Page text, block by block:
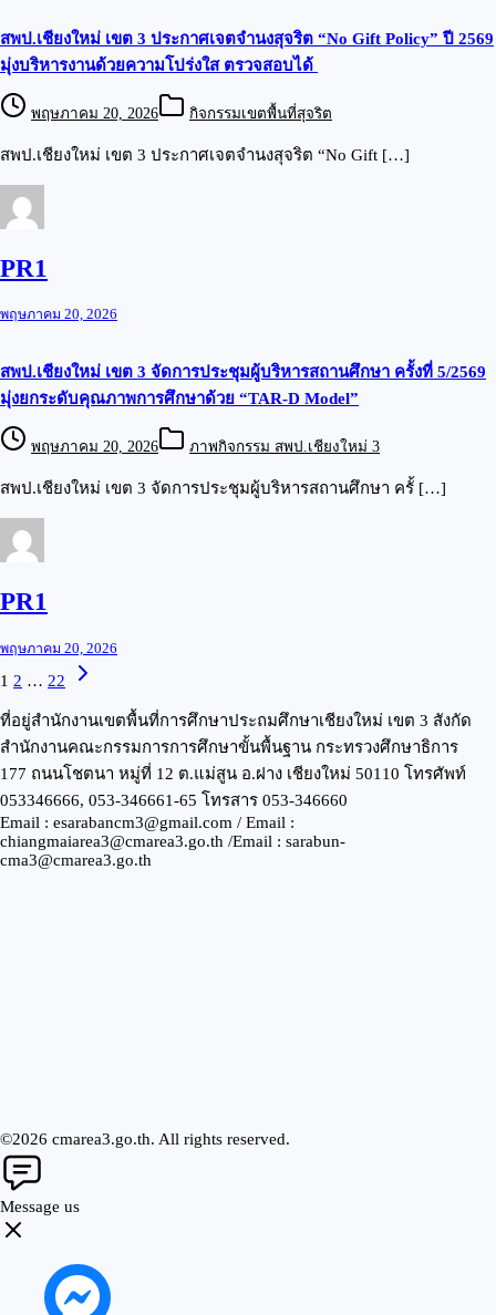
สพป.เชียงใหม่ เขต 3 ประกาศเจตจำนงสุจริต “No Gift Policy” ปี 2569
มุ่งบริหารงานด้วยความโปร่งใส ตรวจสอบได้
พฤษภาคม 20, 2026 กิจกรรมเขตพื้นที่สุจริต
สพป.เชียงใหม่ เขต 3 ประกาศเจตจำนงสุจริต “No Gift […]
PR1
พฤษภาคม 20, 2026
สพป.เชียงใหม่ เขต 3 จัดการประชุมผู้บริหารสถานศึกษา ครั้งที่ 5/2569
มุ่งยกระดับคุณภาพการศึกษาด้วย “TAR-D Model”
พฤษภาคม 20, 2026 ภาพกิจกรรม สพป.เชียงใหม่ 3
สพป.เชียงใหม่ เขต 3 จัดการประชุมผู้บริหารสถานศึกษา ครั้ […]
PR1
พฤษภาคม 20, 2026
1 2 … 22
ที่อยู่สำนักงานเขตพื้นที่การศึกษาประถมศึกษาเชียงใหม่ เขต 3 สังกัด
สำนักงานคณะกรรมการการศึกษาขั้นพื้นฐาน กระทรวงศึกษาธิการ
177 ถนนโชตนา หมู่ที่ 12 ต.แม่สูน อ.ฝาง เชียงใหม่ 50110 โทรศัพท์
053346666, 053-346661-65 โทรสาร 053-346660
Email : esarabancm3@gmail.com / Email :
chiangmaiarea3@cmarea3.go.th /Email : sarabun-
cma3@cmarea3.go.th
©2026 cmarea3.go.th. All rights reserved.
Message us